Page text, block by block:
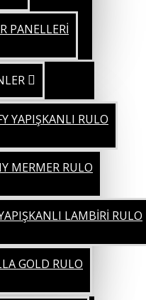
PANELLERİ
YAPIŞKANLI RULO
MERMER RULO
LAMBİRİ RULO
GOLD RULO